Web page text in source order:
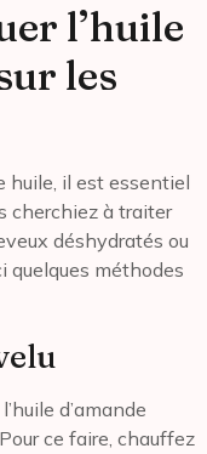
l’huile
les
huile, il est essentiel
cherchiez à traiter
déshydratés ou
quelques méthodes
d’amande
ce faire, chauffez